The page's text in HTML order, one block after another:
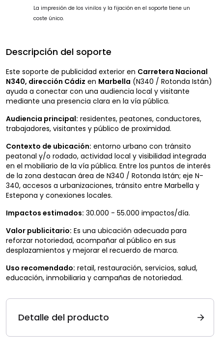
La impresión de los vinilos y la fijación en el soporte tiene un
coste único.
Descripción del soporte
Este soporte de publicidad exterior en Carretera Nacional
N340, dirección Cádiz en Marbella (N340 / Rotonda Istán)
ayuda a conectar con una audiencia local y visitante
mediante una presencia clara en la vía pública.
Audiencia principal: residentes, peatones, conductores,
trabajadores, visitantes y público de proximidad.
Contexto de ubicación: entorno urbano con tránsito
peatonal y/o rodado, actividad local y visibilidad integrada
en el mobiliario de la vía pública. Entre los puntos de interés
de la zona destacan área de N340 / Rotonda Istán; eje N-
340, accesos a urbanizaciones, tránsito entre Marbella y
Estepona y conexiones locales.
Impactos estimados: 30.000 - 55.000 impactos/día.
Valor publicitario: Es una ubicación adecuada para
reforzar notoriedad, acompañar al público en sus
desplazamientos y mejorar el recuerdo de marca.
Uso recomendado: retail, restauración, servicios, salud,
educación, inmobiliaria y campañas de notoriedad.
Detalle del producto